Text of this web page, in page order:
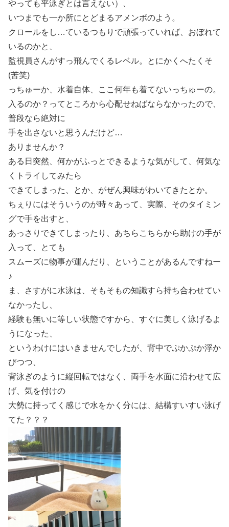
やっても平泳ぎとは言えない）、
いつまでも一か所にとどまるアメンボのよう。
クロールをし…ているつもりで頑張っていれば、おぼれて
いるのかと、
監視員さんがすっ飛んでくるレベル。とにかくへたくそ
(苦笑)
っちゅーか、水着自体、ここ何年も着てないっちゅーの。
入るのか？ってところから心配せねばならなかったので、
普段なら絶対に
手を出さないと思うんだけど…
ありませんか？
ある日突然、何かがふっとできるような気がして、何気な
くトライしてみたら
できてしまった、とか、がぜん興味がわいてきたとか。
ちぇりにはそういうのが時々あって、実際、そのタイミン
グで手を出すと、
あっさりできてしまったり、あちらこちらから助けの手が
入って、とても
スムーズに物事が運んだり、ということがあるんですねー
♪
ま、さすがに水泳は、そもそもの知識すら持ち合わせてい
なかったし、
経験も無いに等しい状態ですから、すぐに美しく泳げるよ
うになった、
というわけにはいきませんでしたが、背中でぷかぷか浮か
びつつ、
背泳ぎのように縦回転ではなく、両手を水面に沿わせて広
げ、気を付けの
大勢に持ってく感じで水をかく分には、結構すいすい泳げ
てた？？？